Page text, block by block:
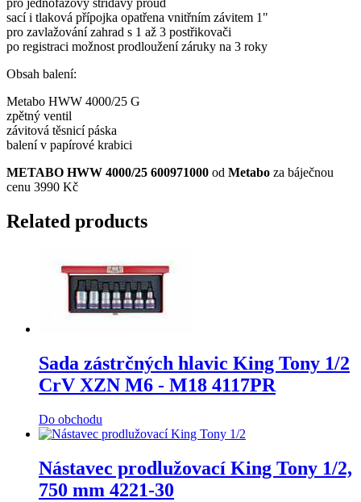
sací i tlaková přípojka opatřena vnitřním závitem 1"
pro zavlažování zahrad s 1 až 3 postřikovači
po registraci možnost prodloužení záruky na 3 roky
Obsah balení:
Metabo HWW 4000/25 G
zpětný ventil
závitová těsnicí páska
balení v papírové krabici
METABO HWW 4000/25 600971000 od Metabo za báječnou
cenu 3990 Kč
Related products
Sada zástrčných hlavic King Tony 1/2
CrV XZN M6 - M18 4117PR
Do obchodu
Nástavec prodlužovací King Tony 1/2,
750 mm 4221-30